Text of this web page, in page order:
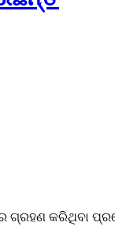
ଗ୍ରହଣ କରିଥିବା